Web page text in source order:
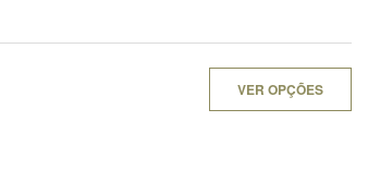
VER OPÇÕES